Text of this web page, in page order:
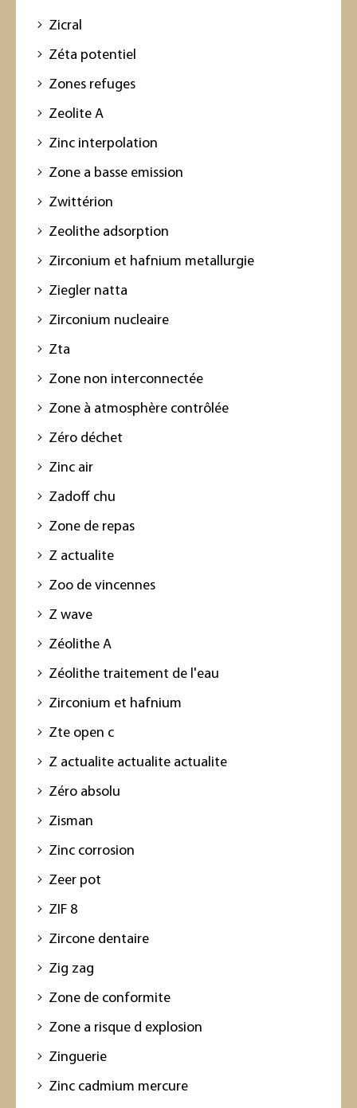
Zicral
Zéta potentiel
Zones refuges
Zeolite A
Zinc interpolation
Zone a basse emission
Zwittérion
Zeolithe adsorption
Zirconium et hafnium metallurgie
Ziegler natta
Zirconium nucleaire
Zta
Zone non interconnectée
Zone à atmosphère contrôlée
Zéro déchet
Zinc air
Zadoff chu
Zone de repas
Z actualite
Zoo de vincennes
Z wave
Zéolithe A
Zéolithe traitement de l'eau
Zirconium et hafnium
Zte open c
Z actualite actualite actualite
Zéro absolu
Zisman
Zinc corrosion
Zeer pot
ZIF 8
Zircone dentaire
Zig zag
Zone de conformite
Zone a risque d explosion
Zinguerie
Zinc cadmium mercure